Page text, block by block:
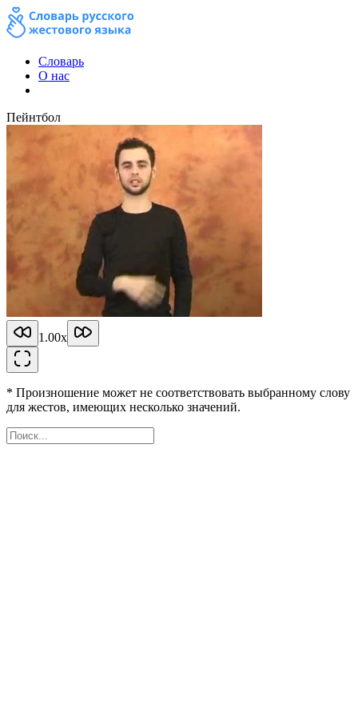
Словарь
О нас
Пейнтбол
1.00x
* Произношение может не соответствовать выбранному слову
для жестов, имеющих несколько значений.